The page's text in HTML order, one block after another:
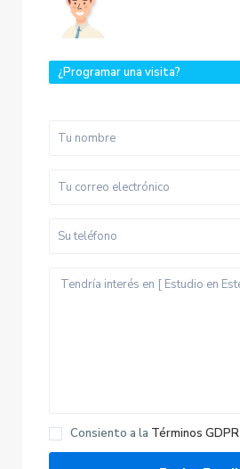
¿Programar una visita?
Consiento a la Términos GDPR